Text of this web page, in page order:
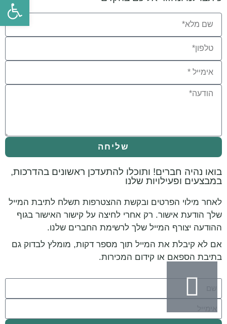
שליחה
בואו נהיה חברים! ותוכלו להתעדכן ראשונים בהדרכות,
במבצעים ופעילויות שלנו
לאחר מילוי הפרטים ובקשת ההצטרפות תשלח לתיבת המייל
שלך הודעת אישור. רק אחרי לחיצה על קישור האישור בגוף
ההודעה יצורף המייל שלך לרשימת החברים שלנו.
אם לא קיבלת את המייל תוך מספר דקות, מומלץ לבדוק גם
בתיבת הספאם או קידום המכירות.